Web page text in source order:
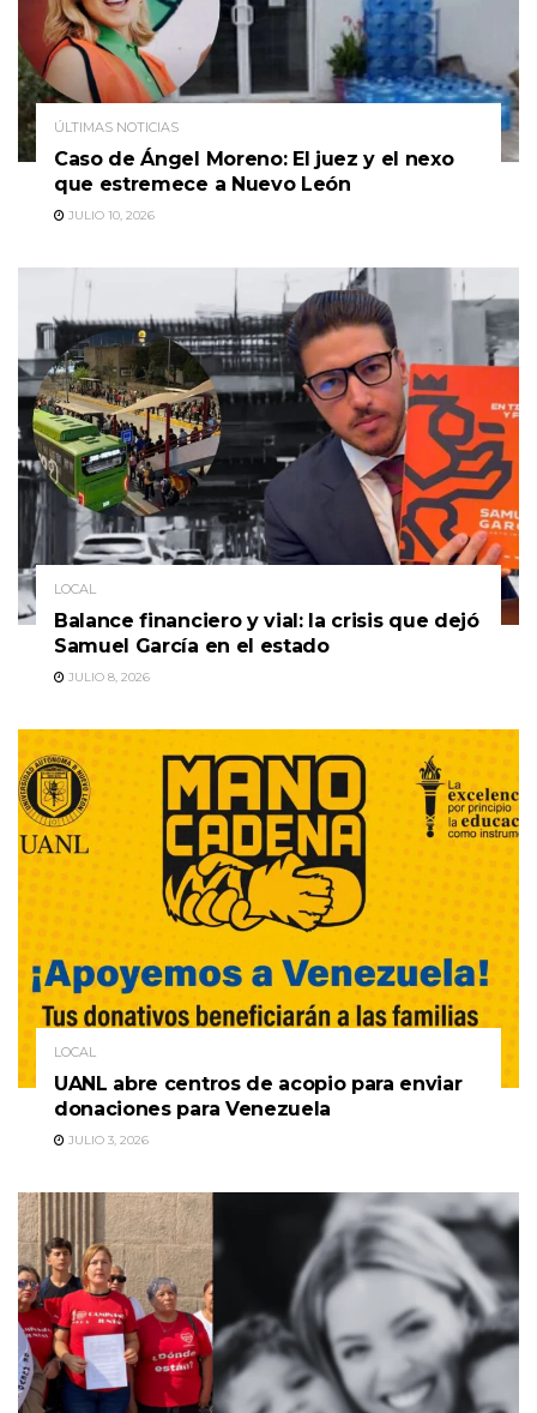
ÚLTIMAS NOTICIAS
Caso de Ángel Moreno: El juez y el nexo
que estremece a Nuevo León
JULIO 10, 2026
LOCAL
Balance financiero y vial: la crisis que dejó
Samuel García en el estado
JULIO 8, 2026
LOCAL
UANL abre centros de acopio para enviar
donaciones para Venezuela
JULIO 3, 2026